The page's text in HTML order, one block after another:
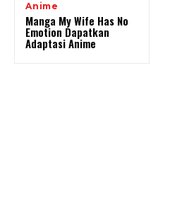
Anime
Manga My Wife Has No
Emotion Dapatkan
Adaptasi Anime